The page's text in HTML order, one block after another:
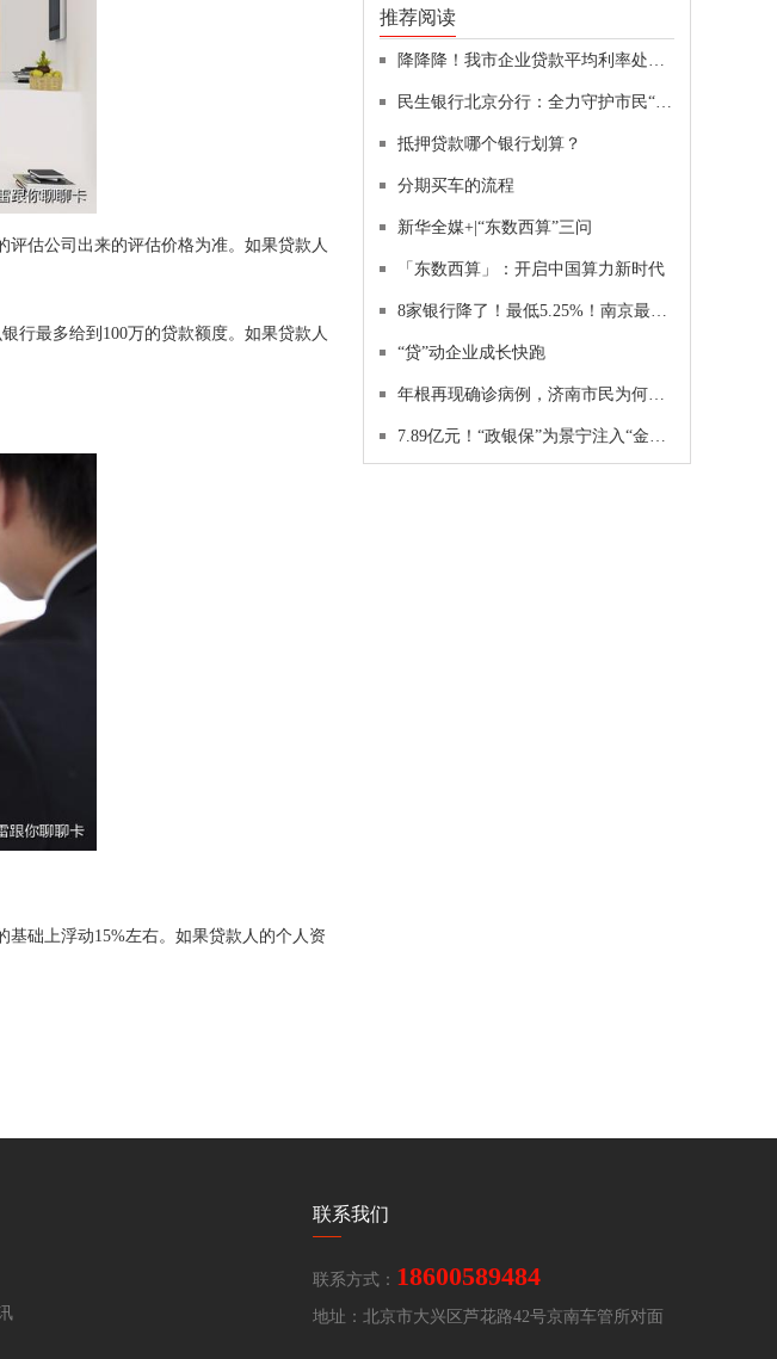
估公司出来的评估价格为准。如果贷款人
行最多给到100万的贷款额度。如果贷款人
础上浮动15%左右。如果贷款人的个人资
推荐阅读
降降降！我市企业贷款平均利率处于历史低位
民生银行北京分行：全力守护市民“菜篮子”，全面助力乡村振兴
抵押贷款哪个银行划算？
分期买车的流程
新华全媒+|“东数西算”三问
「东数西算」：开启中国算力新时代
8家银行降了！最低5.25%！南京最新房贷利率，放款等明年
“贷”动企业成长快跑
年根再现确诊病例，济南市民为何如此“淡定”？
7.89亿元！“政银保”为景宁注入“金融活水”
联系我们
联系方式： 18600589484
地址：北京市大兴区芦花路42号京南车管所对面